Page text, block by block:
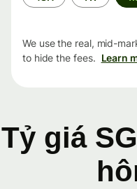
period
We use the real, mid-
to hide the fees. Learn
Tỷ giá